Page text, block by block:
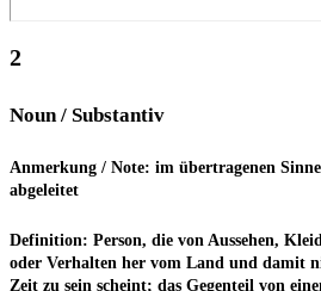
2
Noun / Substantiv
Anmer­kung / Note: im über­tra­ge­nen
abgeleitet
Defi­ni­ti­on: Per­son, die von Aus­se­hen,
oder Ver­hal­ten her vom Land und damit
Zeit zu sein scheint; das Gegen­teil von